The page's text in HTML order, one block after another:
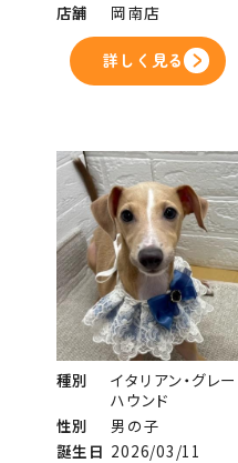
店舗
岡南店
詳しく見る
種別
イタリアン・グレー
ハウンド
性別
男の子
誕生日 2026/03/11